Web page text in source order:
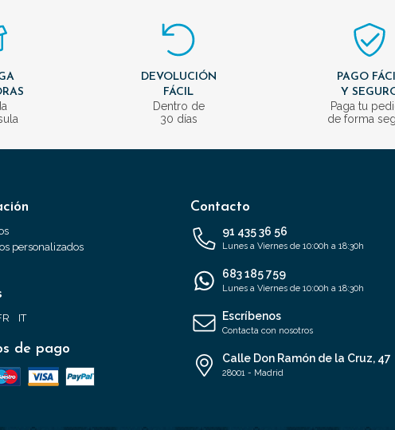
DEVOLUCIÓN
FÁCIL
Dentro de
30 días
PAGO
Y
Paga tu
de forma
personalizados
IT
de pago
Contacto
91 435 36 56
Lunes a Viernes de 10:00h a 18:30h
683 185 759
Lunes a Viernes de 10:00h a 18:30h
Escríbenos
Contacta con nosotros
Calle Don Ramón de la Cruz, 47
28001 - Madrid